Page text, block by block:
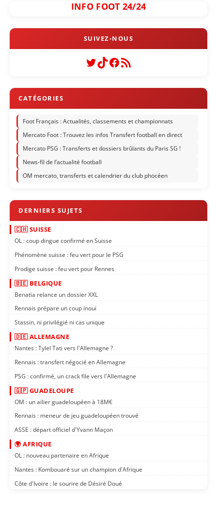
INFO FOOT 24/24
Twitter
TikTok
Facebook
Flux RSS
Foot Français : Actualités, classements et championnats
Mercato Foot : Trouvez les infos Transfert football en direct
Mercato PSG : Transferts et dossiers brûlants du Paris SG !
News-fil de l’actualité football
OM mercato, transferts et calendrier du club phocéen
🇨🇭 SUISSE
OL : coup dingue confirmé en Suisse
Phénomène suisse : feu vert pour le PSG
Prodige suisse : feu vert pour Rennes
🇧🇪 BELGIQUE
Benatia relance un dossier XXL
Rennais prépare un coup inouï
Stassin, ni privilégié ni cas unique
🇩🇪 ALLEMAGNE
Nantes : Tylel Tati vers l'Allemagne ?
Rennais : transfert négocié en Allemagne
PSG : confirmé, un crack file vers l'Allemagne
🇬🇵 GUADELOUPE
OM : un ailier guadeloupéen à 18M€
Rennais : meneur de jeu guadeloupéen trouvé
ASSE : départ officiel d'Yvann Maçon
🌍 AFRIQUE
OL : nouveau partenaire en Afrique
Nantes : Kombouaré sur un champion d'Afrique
Côte d'Ivoire : le sourire de Désiré Doué